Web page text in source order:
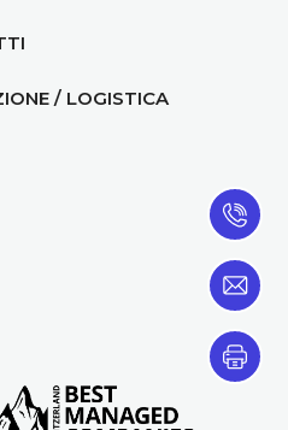
/ LOGISTICA